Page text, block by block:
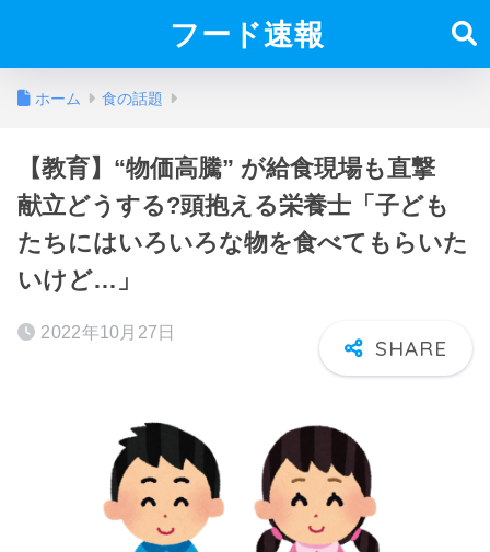
フード速報
ホーム 食の話題
【教育】“物価高騰” が給食現場も直撃
献立どうする?頭抱える栄養士「子ども
たちにはいろいろな物を食べてもらいた
いけど…」
2022年10月27日